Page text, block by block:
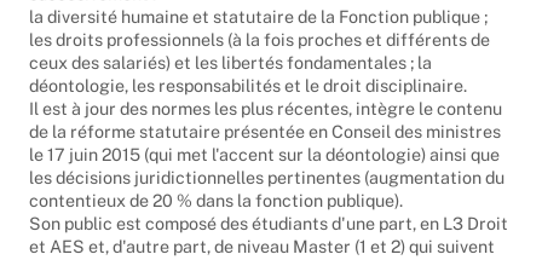
succesivement :
la diversité humaine et statutaire de la Fonction publique ;
les droits professionnels (à la fois proches et différents de
ceux des salariés) et les libertés fondamentales ; la
déontologie, les responsabilités et le droit disciplinaire.
Il est à jour des normes les plus récentes, intègre le contenu
de la réforme statutaire présentée en Conseil des ministres
le 17 juin 2015 (qui met l'accent sur la déontologie) ainsi que
les décisions juridictionnelles pertinentes (augmentation du
contentieux de 20 % dans la fonction publique).
Son public est composé des étudiants d'une part, en L3 Droit